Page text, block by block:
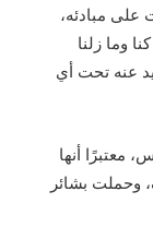
على مبادئه،
وما زلنا
عنه تحت أي
معتبرًا أنها
وحملت بشائر